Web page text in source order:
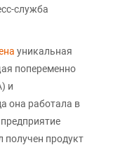
служба
уникальная
попеременно
и
она работала в
продукт